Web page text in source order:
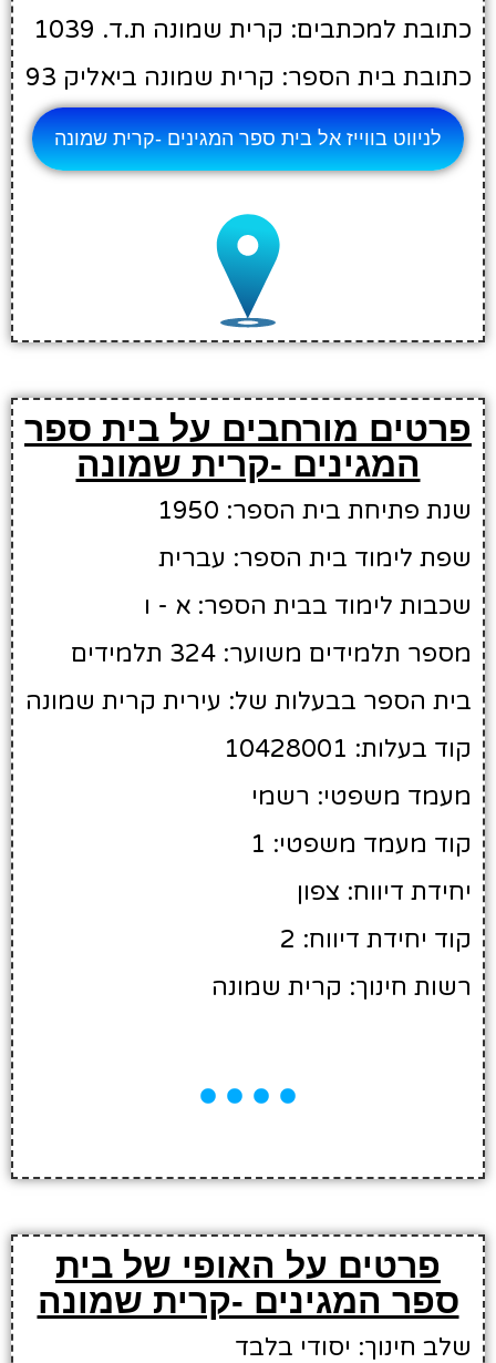
כתובת למכתבים: קרית שמונה ת.ד. 1039
כתובת בית הספר: קרית שמונה ביאליק 93
לניווט בווייז אל בית ספר המגינים -קרית שמונה
פרטים מורחבים על בית ספר
המגינים -קרית שמונה
שנת פתיחת בית הספר: 1950
שפת לימוד בית הספר: עברית
שכבות לימוד בבית הספר: א - ו
מספר תלמידים משוער: 324 תלמידים
בית הספר בבעלות של: עירית קרית שמונה
קוד בעלות: 10428001
מעמד משפטי: רשמי
קוד מעמד משפטי: 1
יחידת דיווח: צפון
קוד יחידת דיווח: 2
רשות חינוך: קרית שמונה
פרטים על האופי של בית
ספר המגינים -קרית שמונה
שלב חינוך: יסודי בלבד